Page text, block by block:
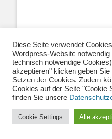
Kontakt |Newsletter| E-
Social Media:Mastodon|
Fotos auf dieser Website
Catch Base von
Diese Seite verwendet
Wordpress-Website notwendig
technisch notwendige
akzeptieren" klicken geben
Setzen der Cookies. Zudem
Cookies auf der Seite "Cookie
finden Sie unsere
Cookie Settings Alle